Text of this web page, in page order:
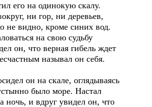
его на одинокую скалу.
ни гор, ни деревьев,
не видно, кроме синих вод.
на свою судьбу
он, что верная гибель ждет
называл он себя.
он на скале, оглядываясь
было море. Настал
ночь, и вдруг увидел он, что